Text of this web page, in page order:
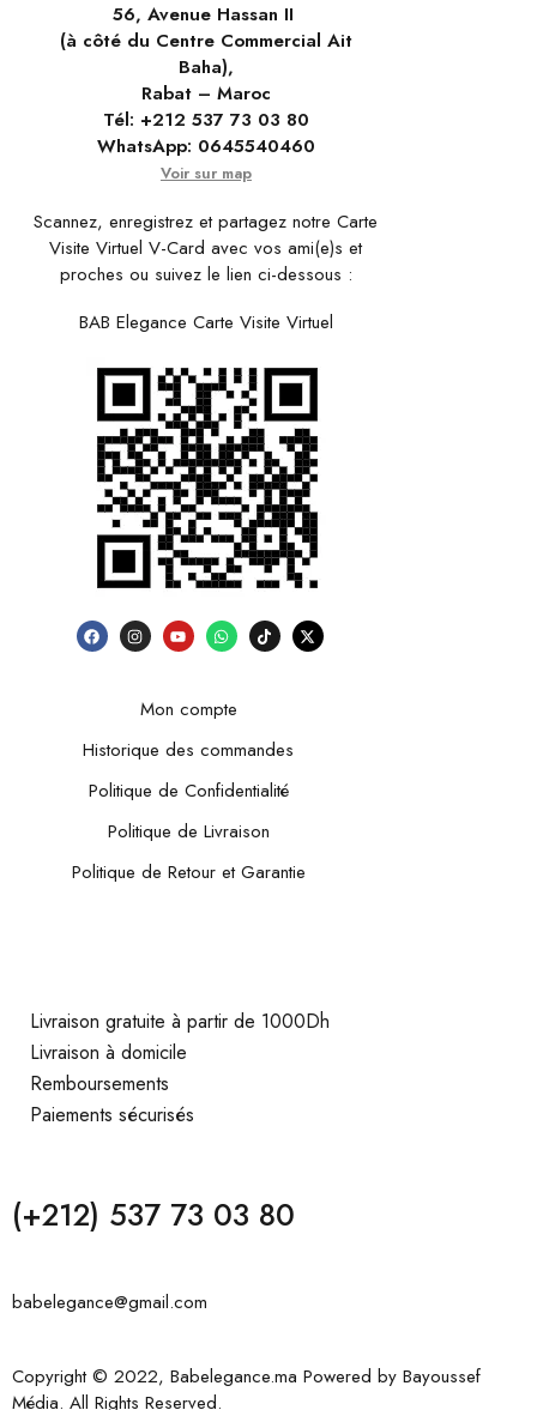
56, Avenue Hassan II
(à côté du Centre Commercial Ait
Baha),
Rabat – Maroc
Tél: +212 537 73 03 80
WhatsApp: 0645540460
Voir sur map
Scannez, enregistrez et partagez notre Carte
Visite Virtuel V-Card avec vos ami(e)s et
proches ou suivez le lien ci-dessous :
BAB Elegance Carte Visite Virtuel
Mon compte
Historique des commandes
Politique de Confidentialité
Politique de Livraison
Politique de Retour et Garantie
Livraison gratuite à partir de 1000Dh
Livraison à domicile
Remboursements
Paiements sécurisés
(+212) 537 73 03 80
babelegance@gmail.com
Copyright © 2022, Babelegance.ma Powered by Bayoussef
Média. All Rights Reserved.